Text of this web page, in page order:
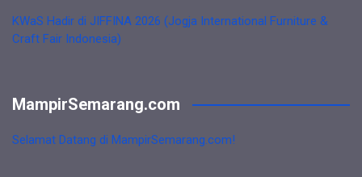
KWaS Hadir di JIFFINA 2026 (Jogja International Furniture &
Craft Fair Indonesia)
MampirSemarang.com
Selamat Datang di MampirSemarang.com!